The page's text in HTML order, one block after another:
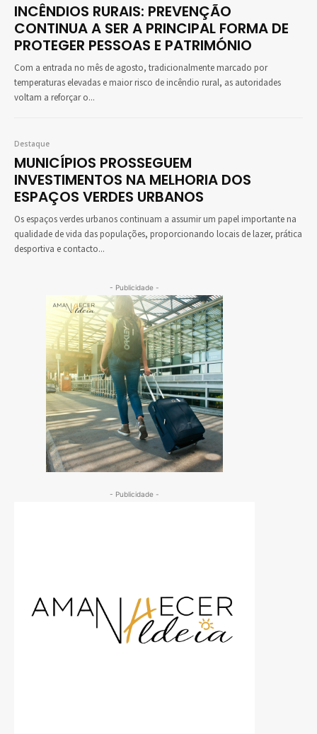
INCÊNDIOS RURAIS: PREVENÇÃO
CONTINUA A SER A PRINCIPAL FORMA DE
PROTEGER PESSOAS E PATRIMÓNIO
Com a entrada no mês de agosto, tradicionalmente marcado por
temperaturas elevadas e maior risco de incêndio rural, as autoridades
voltam a reforçar o...
Destaque
MUNICÍPIOS PROSSEGUEM
INVESTIMENTOS NA MELHORIA DOS
ESPAÇOS VERDES URBANOS
Os espaços verdes urbanos continuam a assumir um papel importante na
qualidade de vida das populações, proporcionando locais de lazer, prática
desportiva e contacto...
- Publicidade -
- Publicidade -